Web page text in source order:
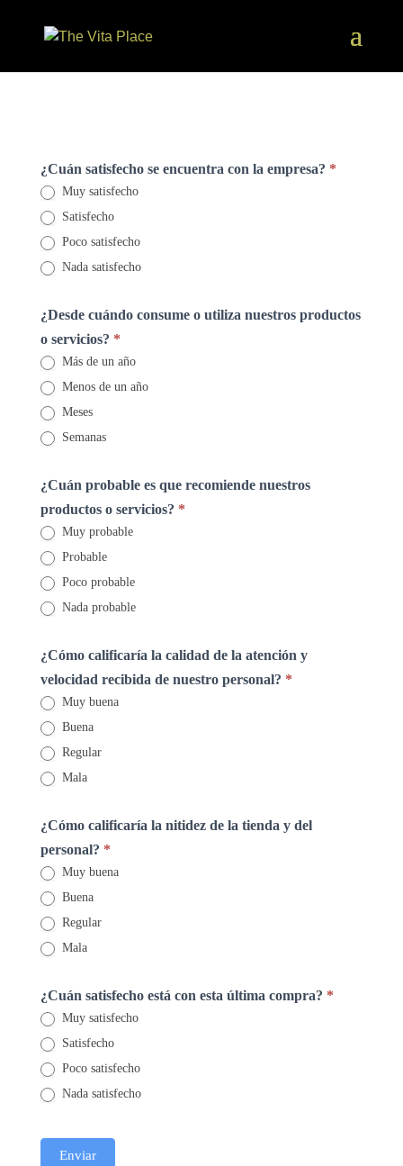
Encuesta
Satisfacción
Cliente
¿Cuán satisfecho se encuentra con la empresa? *
Muy satisfecho
Satisfecho
Poco satisfecho
Nada satisfecho
¿Desde cuándo consume o utiliza nuestros productos
o servicios? *
Más de un año
Menos de un año
Meses
Semanas
¿Cuán probable es que recomiende nuestros
productos o servicios? *
Muy probable
Probable
Poco probable
Nada probable
¿Cómo calificaría la calidad de la atención y
velocidad recibida de nuestro personal? *
Muy buena
Buena
Regular
Mala
¿Cómo calificaría la nitidez de la tienda y del
personal? *
Muy buena
Buena
Regular
Mala
¿Cuán satisfecho está con esta última compra? *
Muy satisfecho
Satisfecho
Poco satisfecho
Nada satisfecho
Enviar